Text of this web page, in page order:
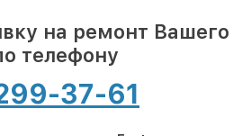
на ремонт Вашего
телефону
37-61